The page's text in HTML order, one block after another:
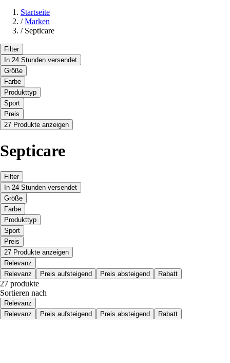
Startseite
/ Marken
/ Septicare
Filter
In 24 Stunden versendet
Größe
Farbe
Produkttyp
Sport
Preis
27 Produkte anzeigen
Septicare
Filter
In 24 Stunden versendet
Größe
Farbe
Produkttyp
Sport
Preis
27 Produkte anzeigen
Relevanz
Relevanz
Preis aufsteigend Preis absteigend Rabatt
27 produkte
Sortieren nach
Relevanz
Relevanz
Preis aufsteigend Preis absteigend Rabatt